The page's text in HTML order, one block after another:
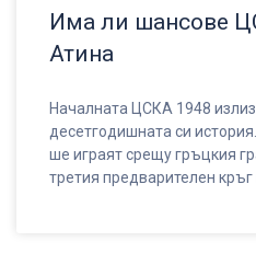
Има ли шансове
Атина
Началната ЦСКА 1948
десетгодишната си
ше играят срещу гръцкия
третия предварителен кръг